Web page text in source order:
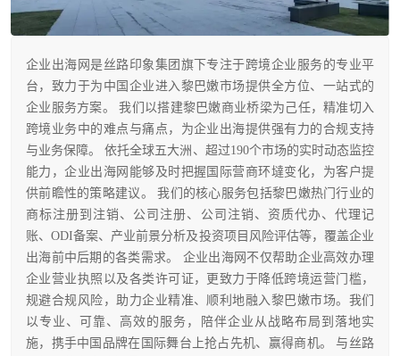
企业出海网是丝路印象集团旗下专注于跨境企业服务的专业平
台，致力于为中国企业进入黎巴嫩市场提供全方位、一站式的
企业服务方案。 我们以搭建黎巴嫩商业桥梁为己任，精准切入
跨境业务中的难点与痛点，为企业出海提供强有力的合规支持
与业务保障。 依托全球五大洲、超过190个市场的实时动态监控
能力，企业出海网能够及时把握国际营商环墶变化，为客户提
供前瞻性的策略建议。 我们的核心服务包括黎巴嫩热门行业的
商标注册到注销、公司注册、公司注销、资质代办、代理记
账、ODI备案、产业前景分析及投资项目风险评估等，覆盖企业
出海前中后期的各类需求。 企业出海网不仅帮助企业高效办理
企业营业执照以及各类许可证，更致力于降低跨境运营门槛，
规避合规风险，助力企业精准、顺利地融入黎巴嫩市场。我们
以专业、可靠、高效的服务，陪伴企业从战略布局到落地实
施，携手中国品牌在国际舞台上抢占先机、赢得商机。 与丝路